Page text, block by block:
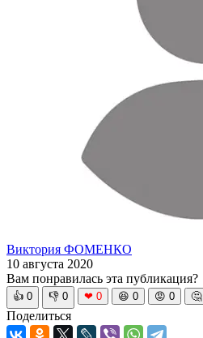
Виктория ФОМЕНКО
10 августа 2020
Вам понравилась эта публикация?
👍 0 👎 0 ❤ 0 😆 0 😡 0 🤔
Поделиться